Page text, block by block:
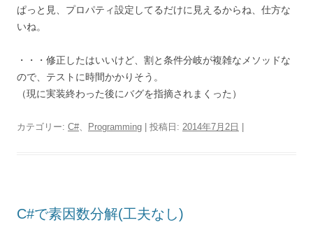
ぱっと見、プロパティ設定してるだけに見えるからね、仕方な
いね。
・・・修正したはいいけど、割と条件分岐が複雑なメソッドな
ので、テストに時間かかりそう。
（現に実装終わった後にバグを指摘されまくった）
カテゴリー: C#、 Programming | 投稿日: 2014年7月2日
C#で素因数分解(工夫なし)